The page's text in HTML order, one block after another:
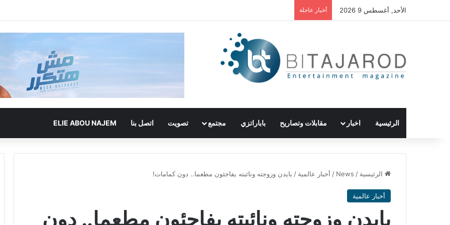
الأحد, أغسطس 9 2026 أخبار عاجلة
الرئيسية اخبار مقابلات وتصاريح باباراتزي مجتمع تصويت اتصل بنا ELIE ABOU NAJEM
الرئيسية /
News
/ أخبار عالمية / بايدن وزوجته ونائبته يفاجئون مطعما.. دون كمامات!
أخبار عالمية
بايدن وزوجته ونائبته يفاجئون مطعما.. دون